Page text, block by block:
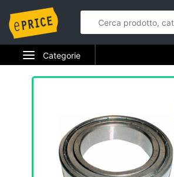
Categorie
Elettrodomestici
Telefonia
Tv e Home Cinema